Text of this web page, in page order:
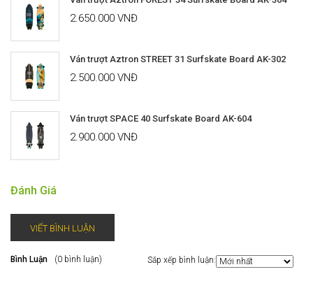
2.650.000 VNĐ
Ván trượt Aztron STREET 31 Surfskate Board AK-302
2.500.000 VNĐ
Ván trượt SPACE 40 Surfskate Board AK-604
2.900.000 VNĐ
Đánh Giá
VIẾT BÌNH LUẬN
Bình Luận (0 bình luận) Sắp xếp bình luận: